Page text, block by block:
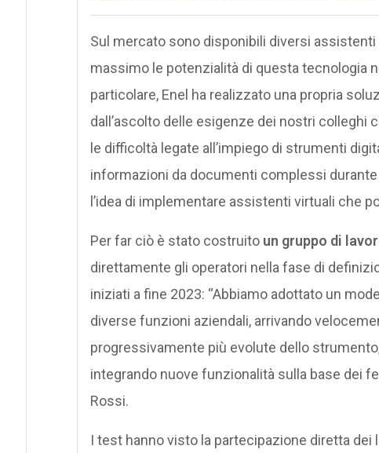
Sul mercato sono disponibili diversi
massimo le potenzialità di questa tecnologia
particolare, Enel ha realizzato una propria
dall’ascolto delle esigenze dei nostri colleghi
le difficoltà legate all’impiego di strumenti
informazioni da documenti complessi
l’idea di implementare assistenti virtuali che
Per far ciò è stato costruito un gruppo di
direttamente gli operatori nella fase di
iniziati a fine 2023: “Abbiamo adottato un
diverse funzioni aziendali, arrivando
progressivamente più evolute dello
integrando nuove funzionalità sulla base dei
Rossi.
I test hanno visto la partecipazione diretta